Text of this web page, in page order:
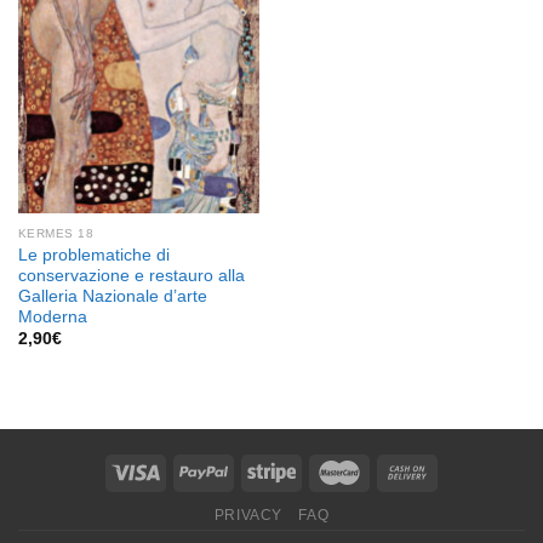
dei
desideri
KERMES 18
Le problematiche di
conservazione e restauro alla
Galleria Nazionale d’arte
Moderna
2,90€
PRIVACY FAQ